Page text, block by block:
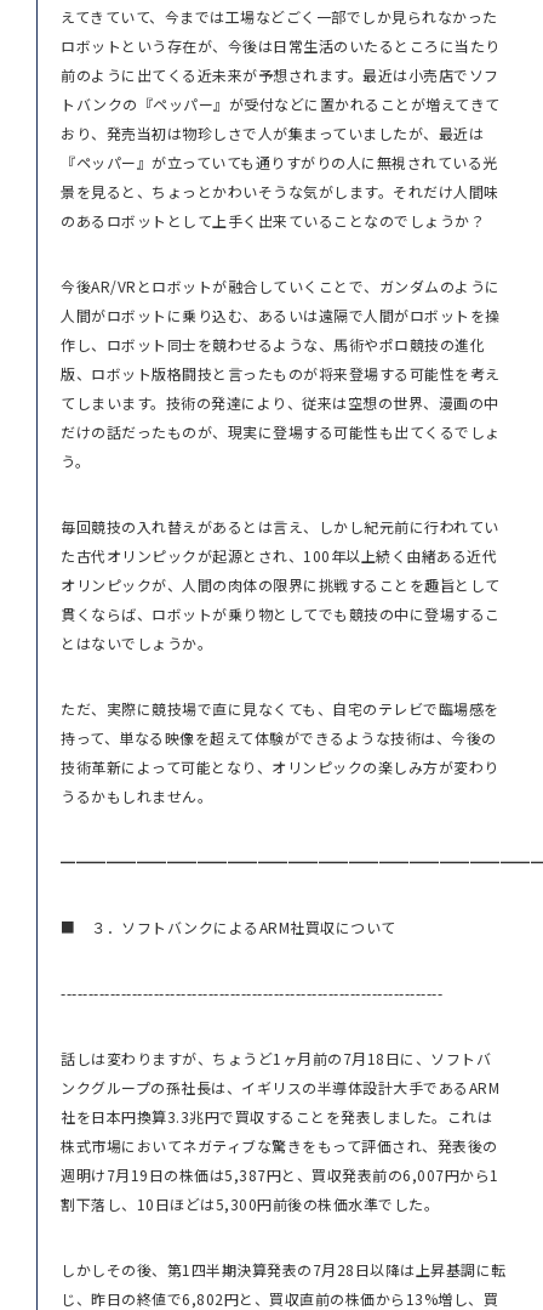
えてきていて、今までは工場などごく一部でしか見られなかった
ロボットという存在が、今後は日常生活のいたるところに当たり
前のように出てくる近未来が予想されます。最近は小売店でソフ
トバンクの『ペッパー』が受付などに置かれることが増えてきて
おり、発売当初は物珍しさで人が集まっていましたが、最近は
『ペッパー』が立っていても通りすがりの人に無視されている光
景を見ると、ちょっとかわいそうな気がします。それだけ人間味
のあるロボットとして上手く出来ていることなのでしょうか？
今後AR/VRとロボットが融合していくことで、ガンダムのように
人間がロボットに乗り込む、あるいは遠隔で人間がロボットを操
作し、ロボット同士を競わせるような、馬術やポロ競技の進化
版、ロボット版格闘技と言ったものが将来登場する可能性を考え
てしまいます。技術の発達により、従来は空想の世界、漫画の中
だけの話だったものが、現実に登場する可能性も出てくるでしょ
う。
毎回競技の入れ替えがあるとは言え、しかし紀元前に行われてい
た古代オリンピックが起源とされ、100年以上続く由緒ある近代
オリンピックが、人間の肉体の限界に挑戦することを趣旨として
貫くならば、ロボットが乗り物としてでも競技の中に登場するこ
とはないでしょうか。
ただ、実際に競技場で直に見なくても、自宅のテレビで臨場感を
持って、単なる映像を超えて体験ができるような技術は、今後の
技術革新によって可能となり、オリンピックの楽しみ方が変わり
うるかもしれません。
■ ３．ソフトバンクによるARM社買収について
----------------------------------------------------------------------
話しは変わりますが、ちょうど1ヶ月前の7月18日に、ソフトバ
ンクグループの孫社長は、イギリスの半導体設計大手であるARM
社を日本円換算3.3兆円で買収することを発表しました。これは
株式市場においてネガティブな驚きをもって評価され、発表後の
週明け7月19日の株価は5,387円と、買収発表前の6,007円から1
割下落し、10日ほどは5,300円前後の株価水準でした。
しかしその後、第1四半期決算発表の7月28日以降は上昇基調に転
じ、昨日の終値で6,802円と、買収直前の株価から13%増し、買